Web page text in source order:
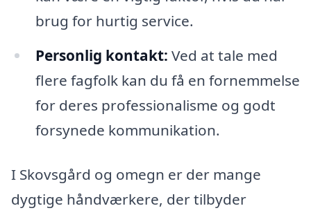
brug for hurtig service.
Personlig kontakt: Ved at tale med
flere fagfolk kan du få en fornemmelse
for deres professionalisme og godt
forsynede kommunikation.
I Skovsgård og omegn er der mange
dygtige håndværkere, der tilbyder